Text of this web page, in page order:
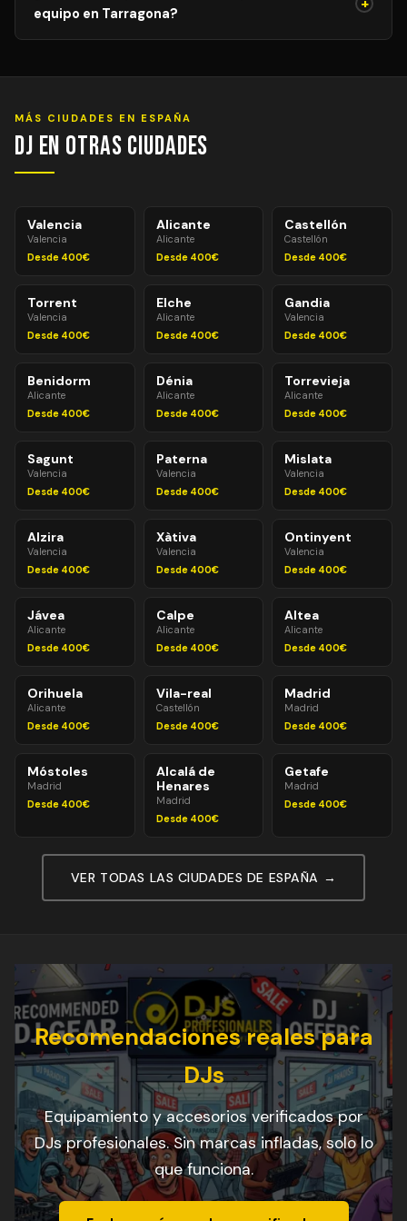
sesiones 100% temáticas.
la reunión previa para garantizar la coherencia musical y
evitar interrupciones durante la sesión.
equipo en Tarragona?
necesitarse 2–3 horas. Montaje y desmontaje siempre
incluidos en el precio.
MÁS CIUDADES EN ESPAÑA
DJ en Otras Ciudades
Valencia
Valencia
Desde 400€
Alicante
Alicante
Desde 400€
Castellón
Castellón
Desde 400€
Torrent
Valencia
Desde 400€
Elche
Alicante
Desde 400€
Gandia
Valencia
Desde 400€
Benidorm
Alicante
Desde 400€
Dénia
Alicante
Desde 400€
Torrevieja
Alicante
Desde 400€
Sagunt
Valencia
Desde 400€
Paterna
Valencia
Desde 400€
Mislata
Valencia
Desde 400€
Alzira
Valencia
Desde 400€
Xàtiva
Valencia
Desde 400€
Ontinyent
Valencia
Desde 400€
Jávea
Alicante
Desde 400€
Calpe
Alicante
Desde 400€
Altea
Alicante
Desde 400€
Orihuela
Alicante
Desde 400€
Vila-real
Castellón
Desde 400€
Madrid
Madrid
Desde 400€
Móstoles
Madrid
Desde 400€
Alcalá de
Henares
Madrid
Desde 400€
Getafe
Madrid
Desde 400€
VER TODAS LAS CIUDADES DE ESPAÑA →
Recomendaciones reales para
DJs
Equipamiento y accesorios verificados por
DJs profesionales. Sin marcas infladas, solo lo
que funciona.